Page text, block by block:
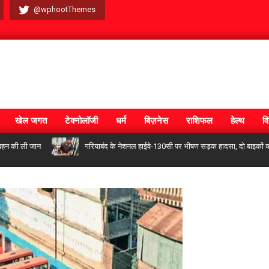
@wphootThemes
खेल जगत टेक्नोलॉजी धर्म बिज़नेस राशिफल हेल्थ
जान गरियाबंद के नेशनल हाईवे-130सी पर भीषण सड़क हादसा, दो बाइकों की